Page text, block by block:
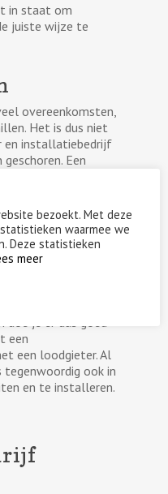
in staat om
juiste wijze te
overeenkomsten,
Het is dus niet
en installatiebedrijf
Een
kun je doorgaans
terecht.
ook niet
van
Een
weer specialist
Wil jij
HVAC-
je er dus goed
een
een loodgieter. Al
ook in
en te installeren.
bezoekt. Met deze
waarmee we
Deze statistieken
meer